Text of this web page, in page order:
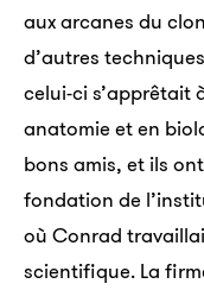
aux arcanes du
d’autres
celui-ci s’apprêtait
anatomie et en
bons amis, et ils
fondation de
où Conrad
scientifique. La